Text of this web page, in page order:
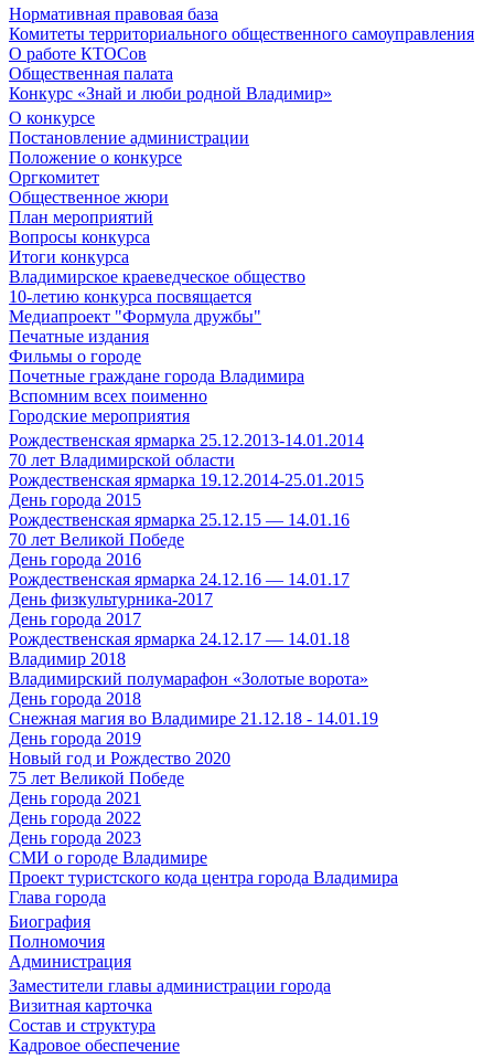
Нормативная правовая база
Комитеты территориального общественного самоуправления
О работе КТОСов
Общественная палата
Конкурс «Знай и люби родной Владимир»
О конкурсе
Постановление администрации
Положение о конкурсе
Оргкомитет
Общественное жюри
План мероприятий
Вопросы конкурса
Итоги конкурса
Владимирское краеведческое общество
10-летию конкурса посвящается
Медиапроект "Формула дружбы"
Печатные издания
Фильмы о городе
Почетные граждане города Владимира
Вспомним всех поименно
Городские мероприятия
Рождественская ярмарка 25.12.2013-14.01.2014
70 лет Владимирской области
Рождественская ярмарка 19.12.2014-25.01.2015
День города 2015
Рождественская ярмарка 25.12.15 — 14.01.16
70 лет Великой Победе
День города 2016
Рождественская ярмарка 24.12.16 — 14.01.17
День физкультурника-2017
День города 2017
Рождественская ярмарка 24.12.17 — 14.01.18
Владимир 2018
Владимирский полумарафон «Золотые ворота»
День города 2018
Снежная магия во Владимире 21.12.18 - 14.01.19
День города 2019
Новый год и Рождество 2020
75 лет Великой Победе
День города 2021
День города 2022
День города 2023
СМИ о городе Владимире
Проект туристского кода центра города Владимира
Глава города
Биография
Полномочия
Администрация
Заместители главы администрации города
Визитная карточка
Состав и структура
Кадровое обеспечение